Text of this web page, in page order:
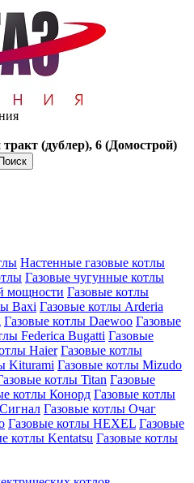
(дублер), 6 (Домострой)
Поиск
Настенные газовые котлы
Газовые чугунные котлы
мощности Газовые котлы
Baxi Газовые котлы Arderia
Газовые котлы Daewoo Газовые
Federica Bugatti Газовые
Haier Газовые котлы
Kiturami Газовые котлы Mizudo
котлы Titan Газовые
котлы Конорд Газовые котлы
Газовые котлы Очаг
Газовые котлы HEXEL Газовые
котлы Kentatsu Газовые котлы